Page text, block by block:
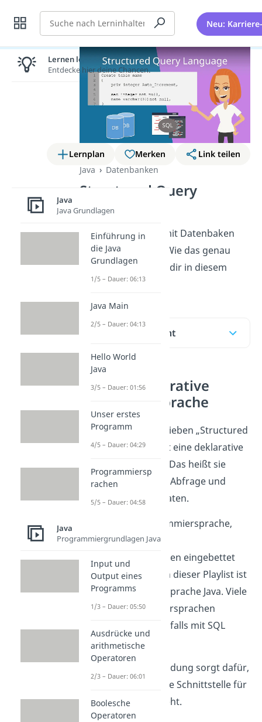
Suche Neu:
Lernplan Merken
Link teilen
Java
Datenbanken
Structured Query
Language
Mit SQL kannst du mit Datenbaken
praktisch arbeiten. Wie das genau
abläuft erklären wir dir in diesem
Beitrag.
Inhaltsübersicht
SQL als deklarative
Datenbanksprache
SQL oder ausgeschrieben „Structured
Query Language“ ist eine deklarative
Datenbanksprache. Das heißt sie
dient zur Definition, Abfrage und
Manipulation von Daten.
Sie ist keine Programmiersprache,
weshalb sie meist in
Programmiersprachen eingebettet
angewendet wird. In dieser Playlist ist
diese Programmiersprache Java. Viele
andere Programmiersprachen
können jedoch ebenfalls mit SQL
verwendet werden.
Diese Art der Anwendung sorgt dafür,
dass eine einheitliche Schnittstelle für
Datenbanken entsteht.
Lernen lohnt sich!
Entdecke hier deine Chancen.
Java
Java Grundlagen
Einführung in
die Java
Grundlagen
1/5 – Dauer: 06:13
Java Main
2/5 – Dauer: 04:13
Hello World
Java
3/5 – Dauer: 01:56
Unser erstes
Programm
4/5 – Dauer: 04:29
Programmiersp
rachen
5/5 – Dauer: 04:58
Java
Programmiergrundlagen Java
Input und
Output eines
Programms
1/3 – Dauer: 05:50
Ausdrücke und
arithmetische
Operatoren
2/3 – Dauer: 06:01
Boolesche
Operatoren